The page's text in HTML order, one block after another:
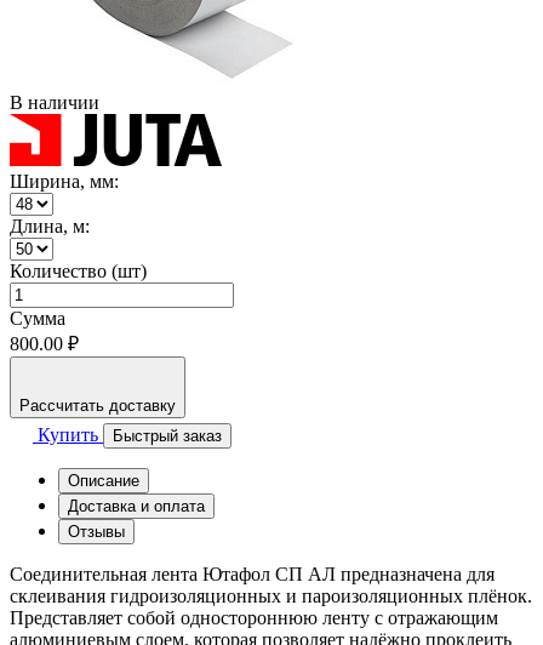
В наличии
Ширина, мм:
Длина, м:
Количество (шт)
Сумма
800.00 ₽
Рассчитать доставку
Купить Быстрый заказ
Описание
Доставка и оплата
Отзывы
Соединительная лента Ютафол СП АЛ предназначена для
склеивания гидроизоляционных и пароизоляционных плёнок.
Представляет собой одностороннюю ленту с отражающим
алюминиевым слоем, которая позволяет надёжно проклеить